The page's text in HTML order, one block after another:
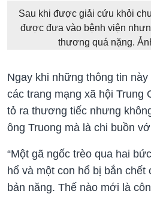
Sau khi được giải cứu khỏi
được đưa vào bệnh viện
thương quá nặng.
Ngay khi những thông tin
các trang mạng xã hội Trung
tỏ ra thương tiếc nhưng
ông Truong mà là chi buồn
“Một gã ngốc trèo qua hai
hổ và một con hổ bị bắn chết
bản năng. Thế nào mới là